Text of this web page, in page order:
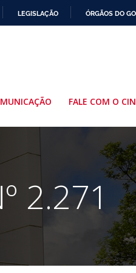
LEGISLAÇÃO ÓRGÃOS DO
FALE COM O CIN
2.271